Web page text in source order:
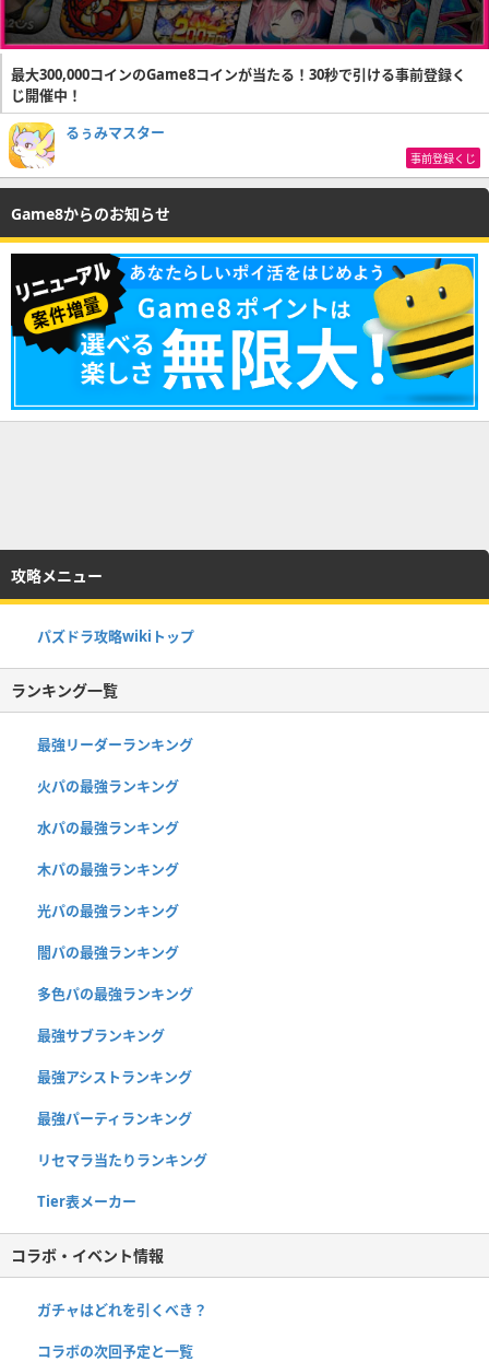
最大300,000コインのGame8コインが当たる！30秒で引ける事前登録く
じ開催中！
るぅみマスター
事前登録くじ
Game8からのお知らせ
攻略メニュー
パズドラ攻略wikiトップ
ランキング一覧
最強リーダーランキング
火パの最強ランキング
水パの最強ランキング
木パの最強ランキング
光パの最強ランキング
闇パの最強ランキング
多色パの最強ランキング
最強サブランキング
最強アシストランキング
最強パーティランキング
リセマラ当たりランキング
Tier表メーカー
コラボ・イベント情報
ガチャはどれを引くべき？
コラボの次回予定と一覧